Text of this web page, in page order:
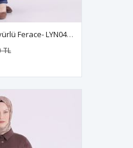
Behrem İşlemeli Nervürlü Ferace- LYN04667 Lacivert
TL